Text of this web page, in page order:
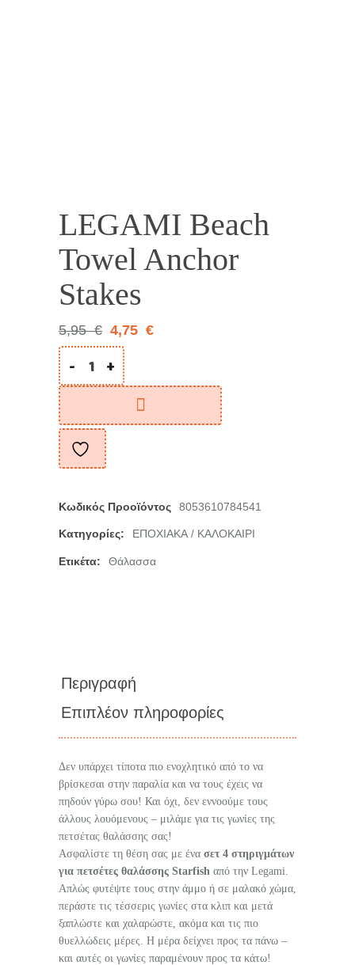
LEGAMI Beach
Towel Anchor
Stakes
5,95 € 4,75 €
- +
Κωδικός Προοϊόντος 8053610784541
Κατηγορίες: ΕΠΟΧΙΑΚΑ / ΚΑΛΟΚΑΙΡΙ
Ετικέτα: Θάλασσα
Περιγραφή
Επιπλέον πληροφορίες
Δεν υπάρχει τίποτα πιο ενοχλητικό από το να
βρίσκεσαι στην παραλία και να τους έχεις να
πηδούν γύρω σου! Και όχι, δεν εννοούμε τους
άλλους λουόμενους – μιλάμε για τις γωνίες της
πετσέτας θαλάσσης σας!
Ασφαλίστε τη θέση σας με ένα σετ 4 στηριγμάτων
για πετσέτες θαλάσσης Starfish από την Legami.
Απλώς φυτέψτε τους στην άμμο ή σε μαλακό χώμα,
περάστε τις τέσσερις γωνίες στα κλιπ και μετά
ξαπλώστε και χαλαρώστε, ακόμα και τις πιο
θυελλώδεις μέρες. Η μέρα δείχνει προς τα πάνω –
και αυτές οι γωνίες παραμένουν προς τα κάτω!